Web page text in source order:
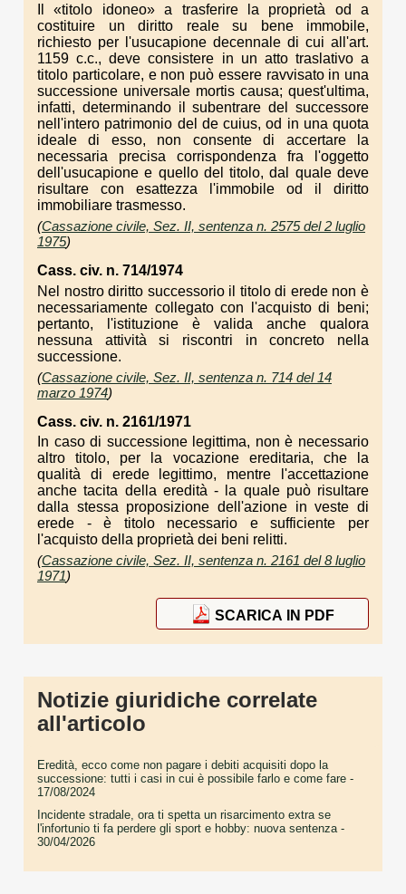
Il «titolo idoneo» a trasferire la proprietà od a
costituire un diritto reale su bene immobile,
richiesto per l'usucapione decennale di cui all'art.
1159 c.c., deve consistere in un atto traslativo a
titolo particolare, e non può essere ravvisato in una
successione universale mortis causa; quest'ultima,
infatti, determinando il subentrare del successore
nell'intero patrimonio del de cuius, od in una quota
ideale di esso, non consente di accertare la
necessaria precisa corrispondenza fra l'oggetto
dell'usucapione e quello del titolo, dal quale deve
risultare con esattezza l'immobile od il diritto
immobiliare trasmesso.
(Cassazione civile, Sez. II, sentenza n. 2575 del 2 luglio
1975)
Cass. civ. n. 714/1974
Nel nostro diritto successorio il titolo di erede non è
necessariamente collegato con l'acquisto di beni;
pertanto, l'istituzione è valida anche qualora
nessuna attività si riscontri in concreto nella
successione.
(Cassazione civile, Sez. II, sentenza n. 714 del 14
marzo 1974)
Cass. civ. n. 2161/1971
In caso di successione legittima, non è necessario
altro titolo, per la vocazione ereditaria, che la
qualità di erede legittimo, mentre l'accettazione
anche tacita della eredità - la quale può risultare
dalla stessa proposizione dell'azione in veste di
erede - è titolo necessario e sufficiente per
l'acquisto della proprietà dei beni relitti.
(Cassazione civile, Sez. II, sentenza n. 2161 del 8 luglio
1971)
SCARICA IN PDF
Notizie giuridiche correlate
all'articolo
Eredità, ecco come non pagare i debiti acquisiti dopo la
successione: tutti i casi in cui è possibile farlo e come fare -
17/08/2024
Incidente stradale, ora ti spetta un risarcimento extra se
l'infortunio ti fa perdere gli sport e hobby: nuova sentenza-
30/04/2026